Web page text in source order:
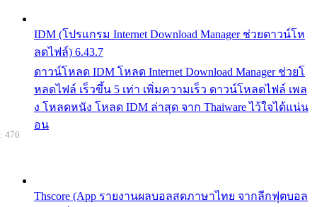
IDM (โปรแกรม Internet Download Manager ช่วยดาวน์โห
ลดไฟล์) 6.43.7
ดาวน์โหลด IDM โหลด Internet Download Manager ช่วยโ
หลดไฟล์ เร็วขึ้น 5 เท่า เพิ่มความเร็ว ดาวน์โหลดไฟล์ เพล
ง โหลดหนัง โหลด IDM ล่าสุด จาก Thaiware ไว้ใจได้แน่น
อน
Thscore (App รายงานผลบอลสดภาษาไทย จากลีกฟุตบอล
476